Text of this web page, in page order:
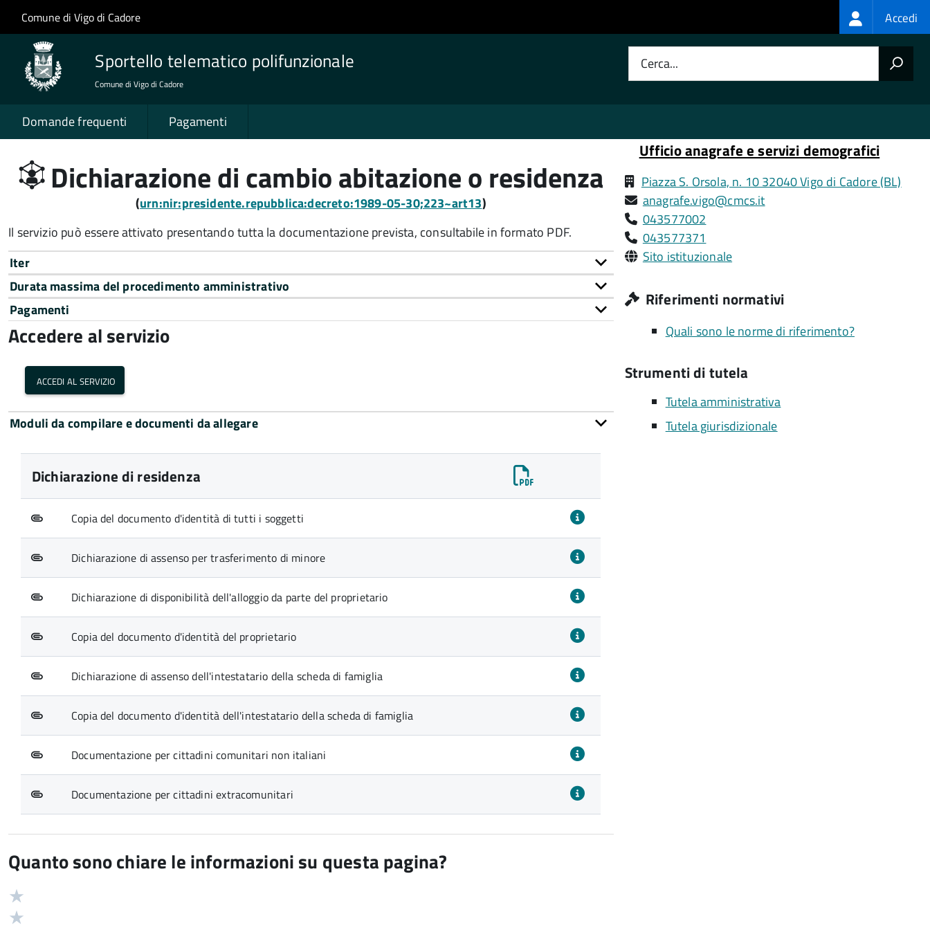
Salta al contenuto principale
Skip to site navigation
Comune di Vigo di Cadore Login
menu
Accedi
Sportello telematico polifunzionale
Comune di Vigo di Cadore
Cerca...
Domande frequenti Pagamenti
Dichiarazione di cambio abitazione o residenza
(urn:nir:presidente.repubblica:decreto:1989-05-30;223~art13)
Il servizio può essere attivato presentando tutta la documentazione prevista, consultabile in formato PDF.
Iter
Durata massima del procedimento amministrativo
Pagamenti
Accedere al servizio
accedi al servizio
Moduli da compilare e documenti da allegare
Dichiarazione di residenza
Copia del documento d'identità di tutti i soggetti
Dichiarazione di assenso per trasferimento di minore
Dichiarazione di disponibilità dell'alloggio da parte del proprietario
Copia del documento d'identità del proprietario
Dichiarazione di assenso dell'intestatario della scheda di famiglia
Copia del documento d'identità dell'intestatario della scheda di famiglia
Documentazione per cittadini comunitari non italiani
Documentazione per cittadini extracomunitari
Quanto sono chiare le informazioni su questa pagina?
Valutazione
Ufficio anagrafe e servizi demografici
Piazza S. Orsola, n. 10 32040 Vigo di Cadore (BL)
anagrafe.vigo@cmcs.it
043577002
043577371
Sito istituzionale
Riferimenti normativi
Quali sono le norme di riferimento?
Strumenti di tutela
Tutela amministrativa
Tutela giurisdizionale